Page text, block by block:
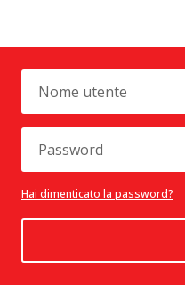
Hai dimenticato la password?